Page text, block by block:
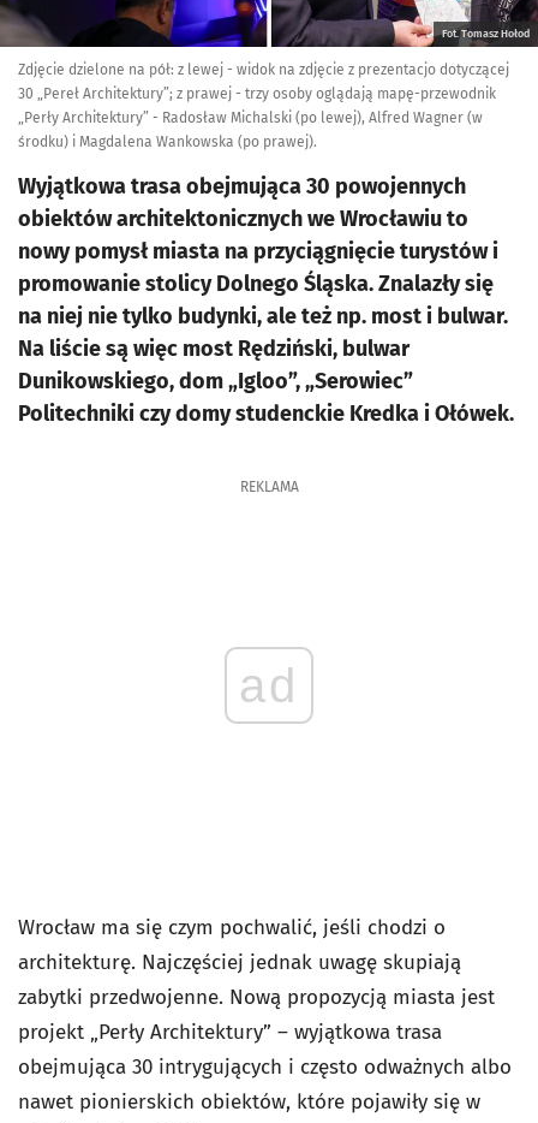
Fot. Tomasz Hołod
Zdjęcie dzielone na pół: z lewej - widok na zdjęcie z prezentacjo dotyczącej
30 „Pereł Architektury”; z prawej - trzy osoby oglądają mapę-przewodnik
„Perły Architektury” - Radosław Michalski (po lewej), Alfred Wagner (w
środku) i Magdalena Wankowska (po prawej).
Wyjątkowa trasa obejmująca 30 powojennych
obiektów architektonicznych we Wrocławiu to
nowy pomysł miasta na przyciągnięcie turystów i
promowanie stolicy Dolnego Śląska. Znalazły się
na niej nie tylko budynki, ale też np. most i bulwar.
Na liście są więc most Rędziński, bulwar
Dunikowskiego, dom „Igloo”, „Serowiec”
Politechniki czy domy studenckie Kredka i Ołówek.
REKLAMA
ad
Wrocław ma się czym pochwalić, jeśli chodzi o
architekturę. Najczęściej jednak uwagę skupiają
zabytki przedwojenne. Nową propozycją miasta jest
projekt „Perły Architektury” – wyjątkowa trasa
obejmująca 30 intrygujących i często odważnych albo
nawet pionierskich obiektów, które pojawiły się w